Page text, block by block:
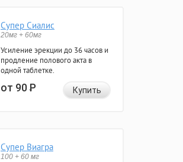
Супер Сиалис
20мг + 60мг
Усиление эрекции до 36 часов и
продление полового акта в
одной таблетке.
от 90Р Купить
Супер Виагра
100 + 60 мг